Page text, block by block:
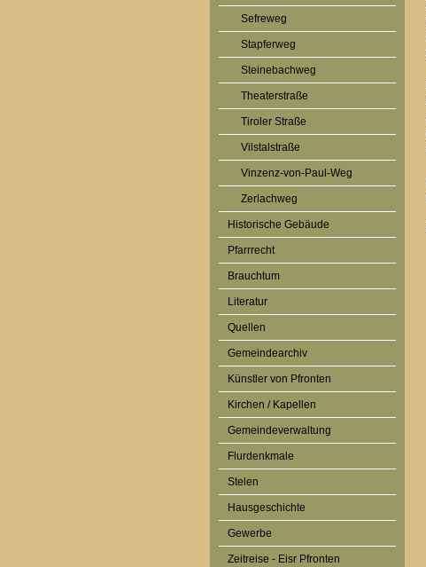
Sefreweg
Stapferweg
Steinebachweg
Theaterstraße
Tiroler Straße
Vilstalstraße
Vinzenz-von-Paul-Weg
Zerlachweg
Historische Gebäude
Pfarrrecht
Brauchtum
Literatur
Quellen
Gemeindearchiv
Künstler von Pfronten
Kirchen / Kapellen
Gemeindeverwaltung
Flurdenkmale
Stelen
Hausgeschichte
Gewerbe
Zeitreise - Eisr Pfronten